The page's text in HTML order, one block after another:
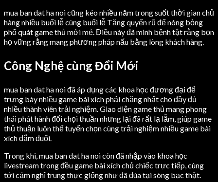
mua ban dat ha noi cũng kéo nhiều năm trong suốt thời gian chủ
hàng nhiều buổi lễ cùng buổi lễ Tặng quyến rũ để nóng bỏng
phổ quát game thủ mới mẻ. Điều này đã minh bệnh tật rằng bọn
họ vững rằng mang phương pháp nấu bằng lòng khách hàng.
Công Nghệ cùng Đổi Mới
mua ban dat ha noi đã áp dụng các khoa học đương đại để
trưng bày nhiều game bài xích phải chăng nhất cho đầy đủ
nhiều thành viên trải nghiệm. Giao diện game thủ mang phong
thái phát hành đối chọi thuần nhưng lại đã rất lạ lẫm, giúp game
thủ thuận luôn thể tuyển chọn cùng trải nghiệm nhiều game bài
xích đắm đuối.
Trong khi, mua ban dat ha noi còn đã nhập vào khoa học
livestream trong đều game bài xích chủ chiếc trực tiếp, cùng
tới cảm nghĩ trung thực giống như đã đùa tại sòng bạc thật.